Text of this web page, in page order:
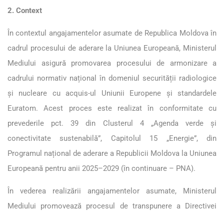
2. Context
În contextul angajamentelor asumate de Republica Moldova în
cadrul procesului de aderare la Uniunea Europeană, Ministerul
Mediului asigură promovarea procesului de armonizare a
cadrului normativ național în domeniul securității radiologice
și nucleare cu acquis-ul Uniunii Europene și standardele
Euratom. Acest proces este realizat în conformitate cu
prevederile pct. 39 din Clusterul 4 „Agenda verde și
conectivitate sustenabilă”, Capitolul 15 „Energie”, din
Programul național de aderare a Republicii Moldova la Uniunea
Europeană pentru anii 2025–2029 (în continuare – PNA).
În vederea realizării angajamentelor asumate, Ministerul
Mediului promovează procesul de transpunere a Directivei